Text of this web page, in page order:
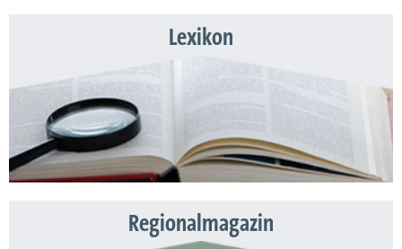
Lexikon
Regionalmagazin